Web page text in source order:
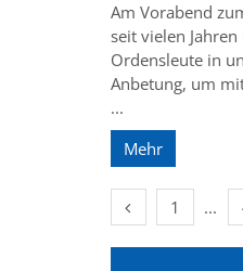
Am Vorabend
seit vielen
Ordensleute in
Anbetung, um
...
Mehr
Vorherige Seite
Erste
1